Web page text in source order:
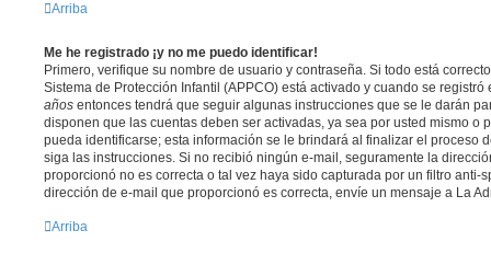
Arriba
Me he registrado ¡y no me puedo identificar!
Primero, verifique su nombre de usuario y contraseña. Si todo está
Sistema de Protección Infantil (APPCO) está activado y cuando se
años entonces tendrá que seguir algunas instrucciones que se le darán
disponen que las cuentas deben ser activadas, ya sea por usted mismo o
pueda identificarse; esta información se le brindará al finalizar el proceso
siga las instrucciones. Si no recibió ningún e-mail, seguramente la
proporcionó no es correcta o tal vez haya sido capturada por un filtro anti-
dirección de e-mail que proporcionó es correcta, envíe un mensaje a La
Arriba